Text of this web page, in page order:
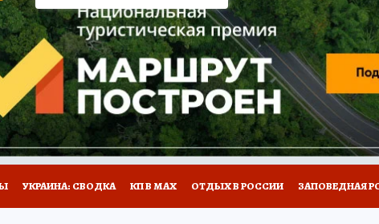
КОЛЛЕКЦИИ КОНКУРСЫ РАБОТА У НАС
НА САЙТЕ
УКРАИНА: СВОДКА КП В МАХ ОТДЫХ В РОССИИ ЗАПОВЕДНАЯ